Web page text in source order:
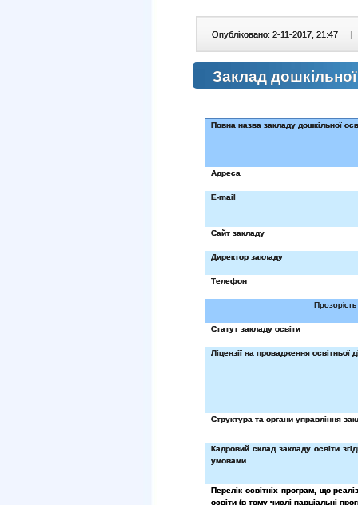
Опубліковано: 2-11-2017, 21:47 |
Заклад
Повна назва закладу дошкільної
Адреса
E-mail
Сайт закладу
Директор закладу
Телефон
Прозорість
Статут закладу освіти
Ліцензії на провадження освітньої
Структура та органи управління
Кадровий склад закладу освіти
умовами
Перелік освітніх програм, що
освіти (в тому числі парціальні